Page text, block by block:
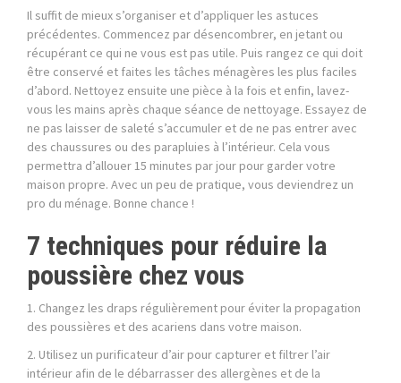
Il suffit de mieux s’organiser et d’appliquer les astuces
précédentes. Commencez par désencombrer, en jetant ou
récupérant ce qui ne vous est pas utile. Puis rangez ce qui doit
être conservé et faites les tâches ménagères les plus faciles
d’abord. Nettoyez ensuite une pièce à la fois et enfin, lavez-
vous les mains après chaque séance de nettoyage. Essayez de
ne pas laisser de saleté s’accumuler et de ne pas entrer avec
des chaussures ou des parapluies à l’intérieur. Cela vous
permettra d’allouer 15 minutes par jour pour garder votre
maison propre. Avec un peu de pratique, vous deviendrez un
pro du ménage. Bonne chance !
7 techniques pour réduire la
poussière chez vous
1. Changez les draps régulièrement pour éviter la propagation
des poussières et des acariens dans votre maison.
2. Utilisez un purificateur d’air pour capturer et filtrer l’air
intérieur afin de le débarrasser des allergènes et de la